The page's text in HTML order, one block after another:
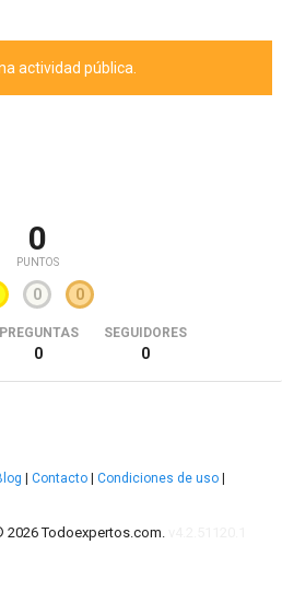
actividad pública.
0
PUNTOS
0 0
PREGUNTAS
0
SEGUIDORES
0
Contacto Condiciones de uso
2026 Todoexpertos.com.